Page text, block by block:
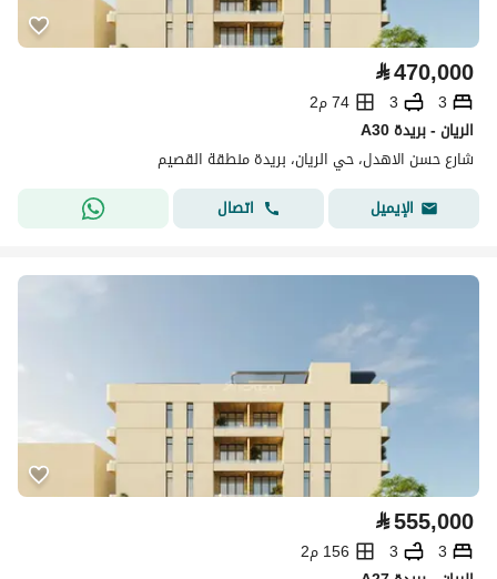
⃁470,000
3
3
74 م2
A30 الريان - بريدة
شارع حسن الاهدل، حي الريان، بريدة منطقة القصيم
الإيميل
اتصال
⃁555,000
3
3
156 م2